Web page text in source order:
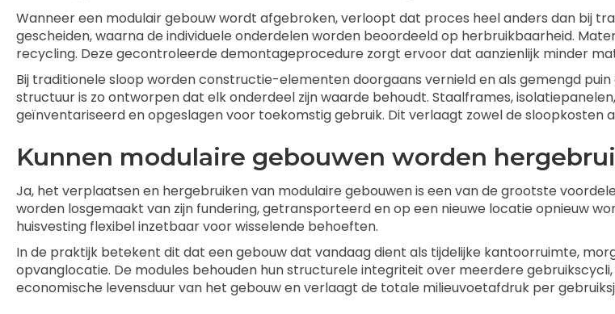
Wanneer een modulair gebouw wordt afgebroken, verloopt dat proces heel anders dan bij
gescheiden, waarna de individuele onderdelen worden beoordeeld op herbruikbaarheid.
recycling. Deze gecontroleerde demontageprocedure zorgt ervoor dat aanzienlijk minder
Bij traditionele sloop worden constructie-elementen doorgaans vernield en als gemengd
structuur is zo ontworpen dat elk onderdeel zijn waarde behoudt. Staalframes,
geïnventariseerd en opgeslagen voor toekomstig gebruik. Dit verlaagt zowel de sloopkosten
Kunnen modulaire gebouwen worden
Ja, het verplaatsen en hergebruiken van modulaire gebouwen is een van de grootste
worden losgemaakt van zijn fundering, getransporteerd en op een nieuwe locatie opnieuw
huisvesting flexibel inzetbaar voor wisselende behoeften.
In de praktijk betekent dit dat een gebouw dat vandaag dient als tijdelijke kantoorruimte,
opvanglocatie. De modules behouden hun structurele integriteit over meerdere
economische levensduur van het gebouw en verlaagt de totale milieuvoetafdruk per